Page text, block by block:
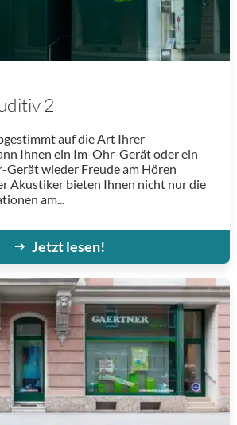
2
auf die Art Ihrer
Ihnen ein Im-Ohr-Gerät oder ein
wieder Freude am Hören
Akustiker bieten Ihnen nicht nur die
am...
Jetzt lesen!